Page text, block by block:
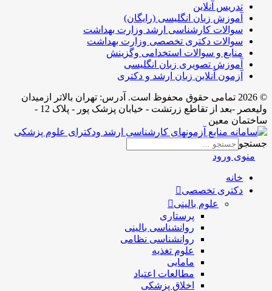
تدریس آنلاین
آموزش زبان انگلیسی (رایگان)
سوالات کارشناسی ارشد وزارت بهداشت
سوالات دکتری تخصصی وزارت بهداشت
منابع و سوالات استخدامی وگزینش
آموزش تصویری زبان انگلیسی
آزمون آنلاین زبان ارشد و دکتری
© 2026 تمامی حقوق محفوظ است. آدرس:‌ تهران بالاتر ازمیدان
ولیعصر -بعد از تقاطع زرتشت - خیابان پزشک پور - پلاک 12 -
ساختمان معین
جستجو
منوی ورود
خانه
دکتری تخصصی
علوم بالینی
پرستاری
روانشناسی بالینی
روانشناسی نظامی
علوم تغذیه
مامایی
مطالعات اعتیاد
اخلاق پزشکی